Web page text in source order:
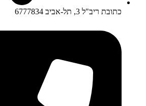
כתובת ריב"ל 3, תל-אביב 6777834